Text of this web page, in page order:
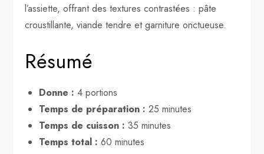
l’assiette, offrant des textures contrastées : pâte
croustillante, viande tendre et garniture onctueuse.
Résumé
Donne : 4 portions
Temps de préparation : 25 minutes
Temps de cuisson : 35 minutes
Temps total : 60 minutes